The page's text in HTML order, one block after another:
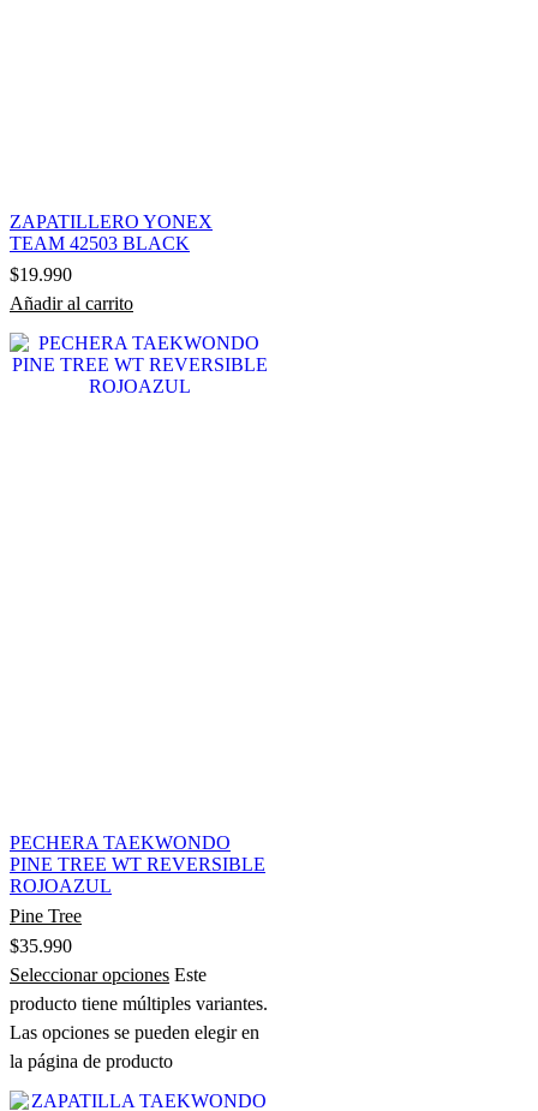
ZAPATILLERO YONEX
TEAM 42503 BLACK
$19.990
Añadir al carrito
PECHERA TAEKWONDO
PINE TREE WT REVERSIBLE
ROJOAZUL
Pine Tree
$35.990
Seleccionar opciones Este
producto tiene múltiples variantes.
Las opciones se pueden elegir en
la página de producto